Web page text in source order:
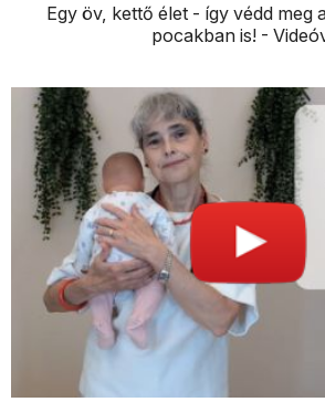
Egy öv, kettő élet - így védd meg
pocakban is! -